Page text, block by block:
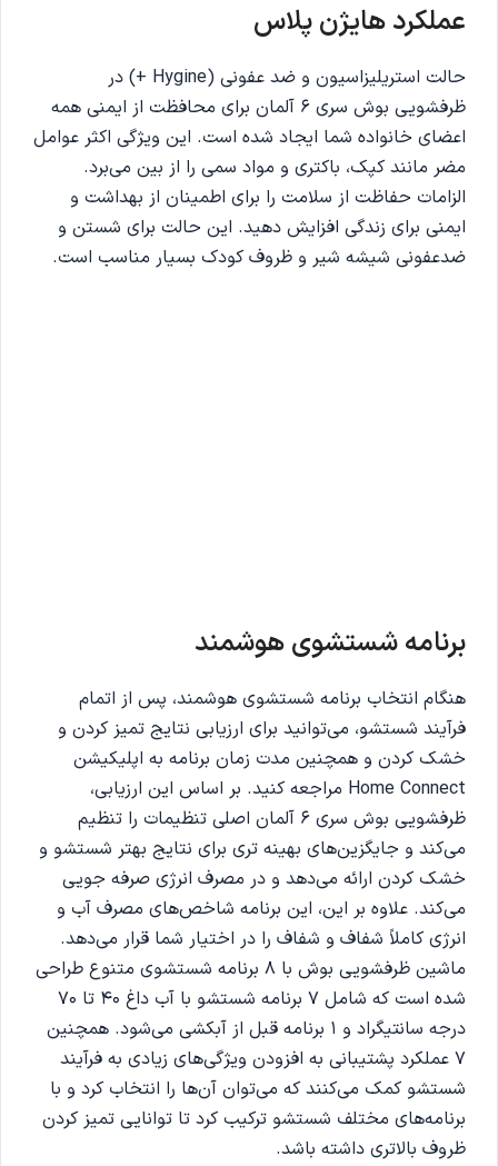
عملکرد هایژن پلاس
حالت استریلیزاسیون و ضد عفونی (Hygine +) در
ظرفشویی بوش سری 6 آلمان برای محافظت از ایمنی همه
اعضای خانواده شما ایجاد شده است. این ویژگی اکثر عوامل
مضر مانند کپک، باکتری و مواد سمی را از بین می‌برد.
الزامات حفاظت از سلامت را برای اطمینان از بهداشت و
ایمنی برای زندگی افزایش دهید. این حالت برای شستن و
ضدعفونی شیشه شیر و ظروف کودک بسیار مناسب است.
برنامه شستشوی هوشمند
هنگام انتخاب برنامه شستشوی هوشمند، پس از اتمام
فرآیند شستشو، می‌توانید برای ارزیابی نتایج تمیز کردن و
خشک کردن و همچنین مدت زمان برنامه به اپلیکیشن
Home Connect مراجعه کنید. بر اساس این ارزیابی،
ظرفشویی بوش سری 6 آلمان اصلی تنظیمات را تنظیم
می‌کند و جایگزین‌های بهینه تری برای نتایج بهتر شستشو و
خشک کردن ارائه می‌دهد و در مصرف انرژی صرفه جویی
می‌کند. علاوه بر این، این برنامه شاخص‌های مصرف آب و
انرژی کاملاً شفاف و شفاف را در اختیار شما قرار می‌دهد.
ماشین ظرفشویی بوش با 8 برنامه شستشوی متنوع طراحی
شده است که شامل 7 برنامه شستشو با آب داغ 40 تا 70
درجه سانتیگراد و 1 برنامه قبل از آبکشی می‌شود. همچنین
7 عملکرد پشتیبانی به افزودن ویژگی‌های زیادی به فرآیند
شستشو کمک می‌کنند که می‌توان آن‌ها را انتخاب کرد و با
برنامه‌های مختلف شستشو ترکیب کرد تا توانایی تمیز کردن
ظروف بالاتری داشته باشد.